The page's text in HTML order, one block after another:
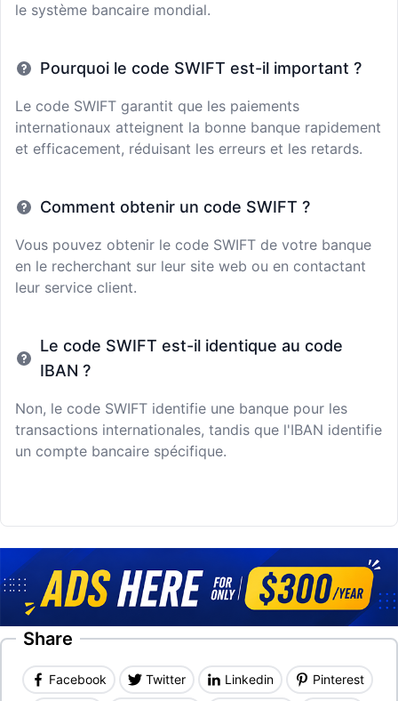
le système bancaire mondial.
Pourquoi le code SWIFT est-il important ?
Le code SWIFT garantit que les paiements
internationaux atteignent la bonne banque rapidement
et efficacement, réduisant les erreurs et les retards.
Comment obtenir un code SWIFT ?
Vous pouvez obtenir le code SWIFT de votre banque
en le recherchant sur leur site web ou en contactant
leur service client.
Le code SWIFT est-il identique au code
IBAN ?
Non, le code SWIFT identifie une banque pour les
transactions internationales, tandis que l'IBAN identifie
un compte bancaire spécifique.
Share
Facebook Twitter Linkedin Pinterest